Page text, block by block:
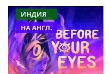
ИНДИЯ
НА АНГЛ.